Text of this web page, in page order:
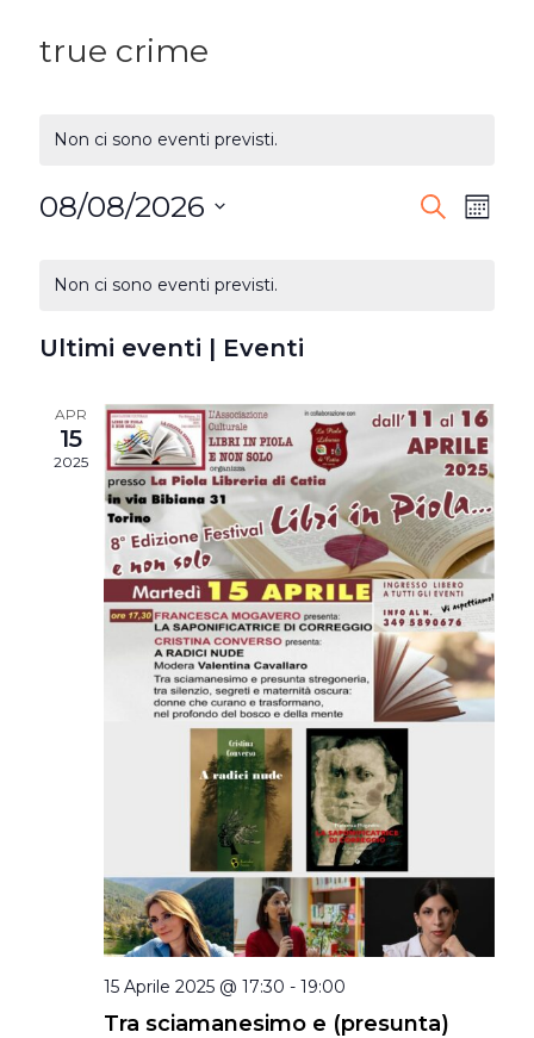
true crime
Non ci sono eventi previsti.
EVENTI
CercaMese
08/08/2026
laCALENDARIO
EVENTI
Non ci sono eventi previsti.
Ultimi eventi | Eventi
APR
15
2025
15 Aprile 2025 @ 17:30 - 19:00
Tra sciamanesimo e (presunta)